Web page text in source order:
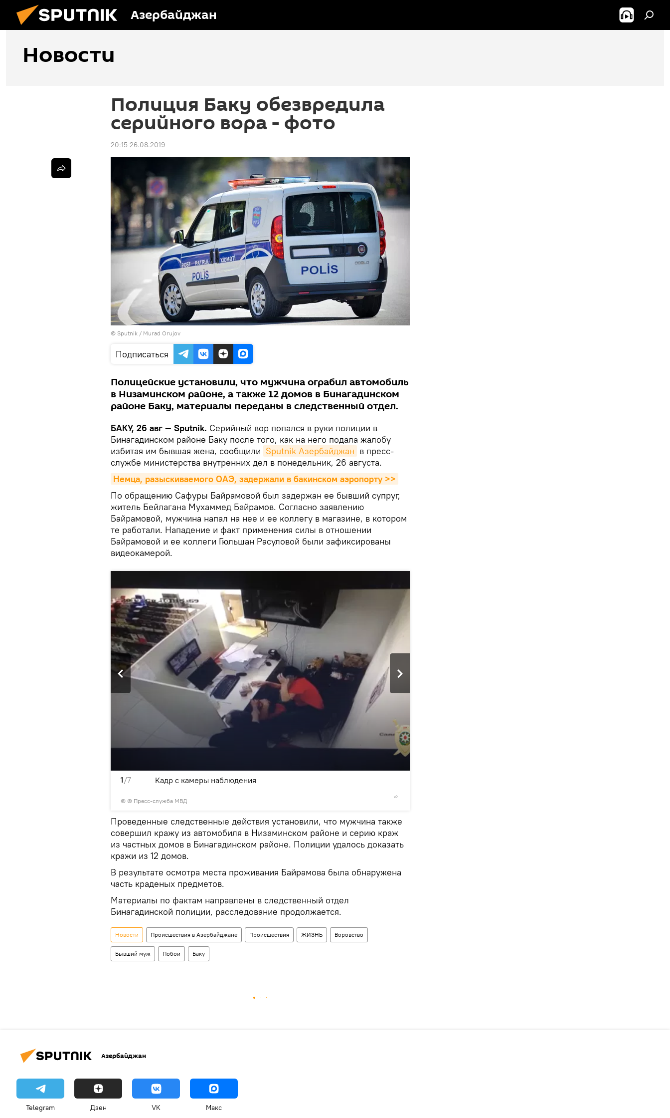
Азербайджан
Новости
Полиция Баку обезвредила
серийного вора - фото
20:15 26.08.2019
© Sputnik / Murad Orujov
Подписаться
Полицейские установили, что мужчина ограбил автомобиль
в Низаминском районе, а также 12 домов в Бинагадинском
районе Баку, материалы переданы в следственный отдел.
БАКУ, 26 авг — Sputnik. Серийный вор попался в руки полиции в
Бинагадинском районе Баку после того, как на него подала жалобу
избитая им бывшая жена, сообщили Sputnik Азербайджан в пресс-
службе министерства внутренних дел в понедельник, 26 августа.
Немца, разыскиваемого ОАЭ, задержали в бакинском аэропорту >>
По обращению Сафуры Байрамовой был задержан ее бывший супруг,
житель Бейлагана Мухаммед Байрамов. Согласно заявлению
Байрамовой, мужчина напал на нее и ее коллегу в магазине, в котором
те работали. Нападение и факт применения силы в отношении
Байрамовой и ее коллеги Гюльшан Расуловой были зафиксированы
видеокамерой.
1/7
© © Пресс-служба МВД
Кадр с камеры наблюдения
Проведенные следственные действия установили, что мужчина также
совершил кражу из автомобиля в Низаминском районе и серию краж
из частных домов в Бинагадинском районе. Полиции удалось доказать
кражи из 12 домов.
В результате осмотра места проживания Байрамова была обнаружена
часть краденых предметов.
Материалы по фактам направлены в следственный отдел
Бинагадинской полиции, расследование продолжается.
Новости Происшествия в Азербайджане Происшествия ЖИЗНЬ Воровство
Бывший муж Побои Баку
Азербайджан
Telegram Дзен VK Макс